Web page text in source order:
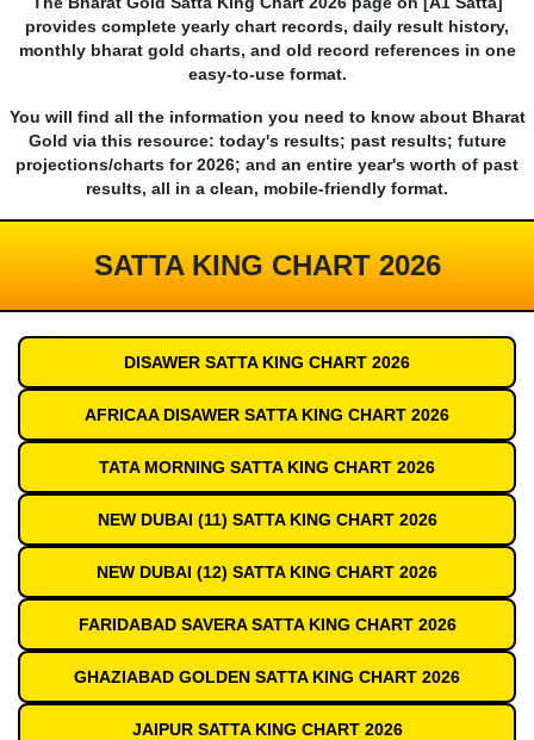
provides complete yearly chart records, daily result history,
monthly bharat gold charts, and old record references in one
easy-to-use format.
You will find all the information you need to know about Bharat
Gold via this resource: today's results; past results; future
projections/charts for 2026; and an entire year's worth of past
results, all in a clean, mobile-friendly format.
SATTA KING CHART 2026
DISAWER SATTA KING CHART 2026
AFRICAA DISAWER SATTA KING CHART 2026
TATA MORNING SATTA KING CHART 2026
NEW DUBAI (11) SATTA KING CHART 2026
NEW DUBAI (12) SATTA KING CHART 2026
FARIDABAD SAVERA SATTA KING CHART 2026
GHAZIABAD GOLDEN SATTA KING CHART 2026
JAIPUR SATTA KING CHART 2026